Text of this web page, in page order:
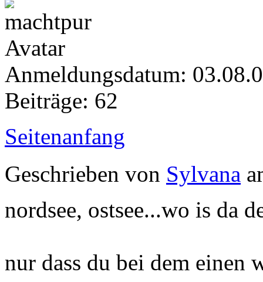
Anmeldungsdatum:
Beiträge: 62
Seitenanfang
Geschrieben von Sylvana
nordsee, ostsee...wo is da
nur dass du bei dem einen